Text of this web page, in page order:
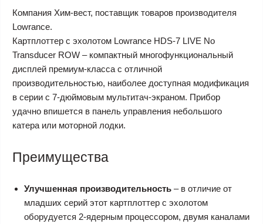
Компания Хим-вест, поставщик товаров производителя
Lowrance.
Картплоттер с эхолотом Lowrance HDS-7 LIVE No
Transducer ROW – компактный многофункциональный
дисплей премиум-класса с отличной
производительностью, наиболее доступная модификация
в серии с 7-дюймовым мультитач-экраном. Прибор
удачно впишется в панель управления небольшого
катера или моторной лодки.
Преимущества
Улучшенная производительность – в отличие от
младших серий этот картплоттер с эхолотом
оборудуется 2-ядерным процессором, двумя каналами